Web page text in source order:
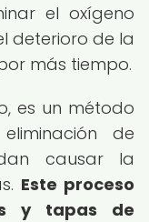
el oxígeno
deterioro de la
más tiempo.
es un método
de
causar la
Este proceso
y tapas de